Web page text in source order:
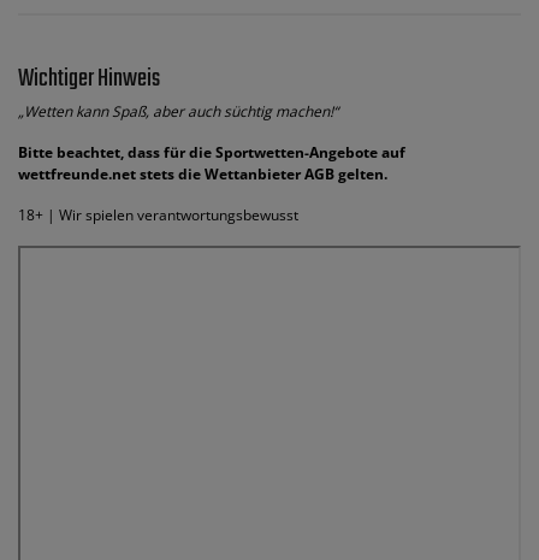
Wichtiger Hinweis
„Wetten kann Spaß, aber auch süchtig machen!“
Bitte beachtet, dass für die Sportwetten-Angebote auf
wettfreunde.net stets die Wettanbieter AGB gelten.
18+ | Wir spielen verantwortungsbewusst